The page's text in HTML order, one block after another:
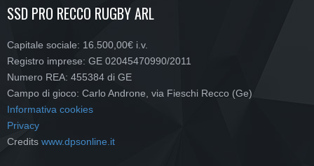
SSD PRO RECCO RUGBY ARL
Capitale sociale: 16.500,00€ i.v.
Registro imprese: GE 02045470990/2011
Numero REA: 455384 di GE
Campo di gioco: Carlo Androne, via Fieschi Recco (Ge)
Informativa cookies
Privacy
Credits www.dpsonline.it